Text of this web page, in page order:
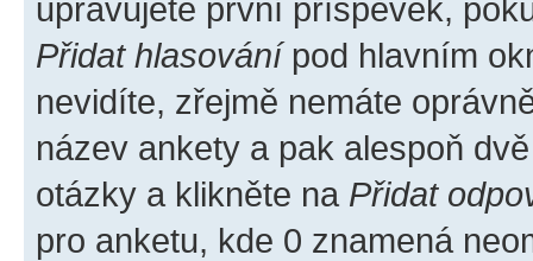
upravujete první příspěvek,
Přidat hlasovánípod hlavním
nevidíte, zřejmě nemáte
název ankety a pak alespoň
otázky a klikněte na Přidat
pro anketu, kde 0 znamená